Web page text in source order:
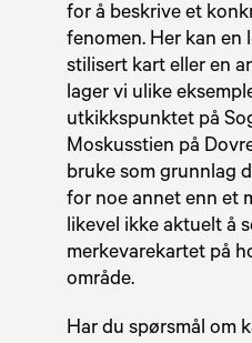
for å beskrive et
fenomen. Her kan
stilisert kart eller en
lager vi ulike
utkikkspunktet på
Moskusstien på
bruke som grunnlag
for noe annet enn et
likevel ikke aktuelt å
merkevarekartet på
område.
Har du spørsmål om